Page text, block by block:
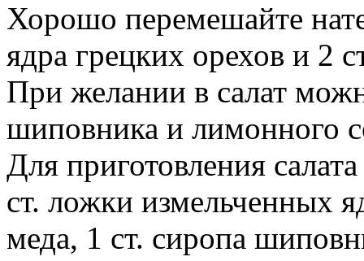
Хорошо перемешайте
ядра грецких орехов и 2
При желании в салат
шиповника и лимонного
Для приготовления
ст. ложки измельченных
меда, 1 ст. сиропа